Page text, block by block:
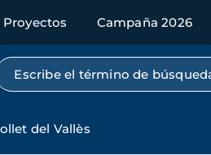
Proyectos Campaña 2026
Búsqueda por texto completo
del Vallès